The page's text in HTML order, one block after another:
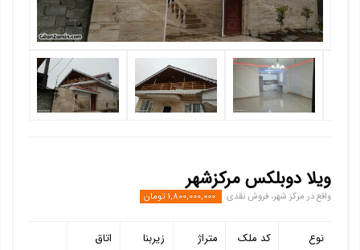
ویلا دوبلکس مرکزشهر
واقع در مرکز شهر، فروش نقدی
نوع
کد ملک
متراژ
زیربنا
اتاق